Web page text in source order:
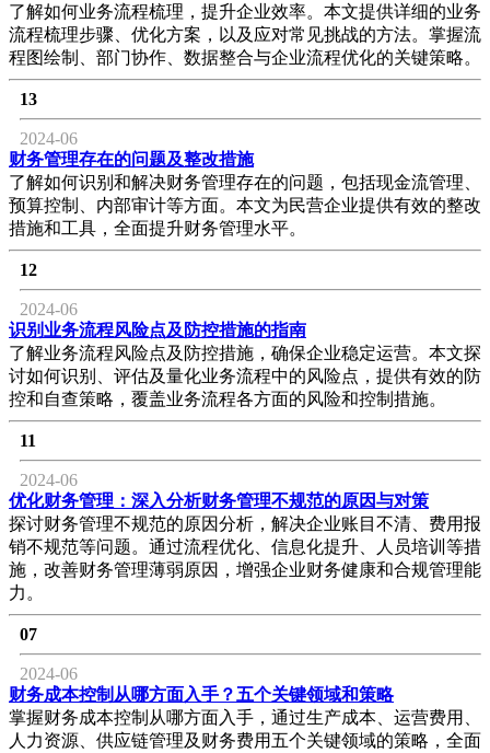
了解如何业务流程梳理，提升企业效率。本文提供详细的业务
流程梳理步骤、优化方案，以及应对常见挑战的方法。掌握流
程图绘制、部门协作、数据整合与企业流程优化的关键策略。
13
2024-06
财务管理存在的问题及整改措施
了解如何识别和解决财务管理存在的问题，包括现金流管理、
预算控制、内部审计等方面。本文为民营企业提供有效的整改
措施和工具，全面提升财务管理水平。
12
2024-06
识别业务流程风险点及防控措施的指南
了解业务流程风险点及防控措施，确保企业稳定运营。本文探
讨如何识别、评估及量化业务流程中的风险点，提供有效的防
控和自查策略，覆盖业务流程各方面的风险和控制措施。
11
2024-06
优化财务管理：深入分析财务管理不规范的原因与对策
探讨财务管理不规范的原因分析，解决企业账目不清、费用报
销不规范等问题。通过流程优化、信息化提升、人员培训等措
施，改善财务管理薄弱原因，增强企业财务健康和合规管理能
力。
07
2024-06
财务成本控制从哪方面入手？五个关键领域和策略
掌握财务成本控制从哪方面入手，通过生产成本、运营费用、
人力资源、供应链管理及财务费用五个关键领域的策略，全面